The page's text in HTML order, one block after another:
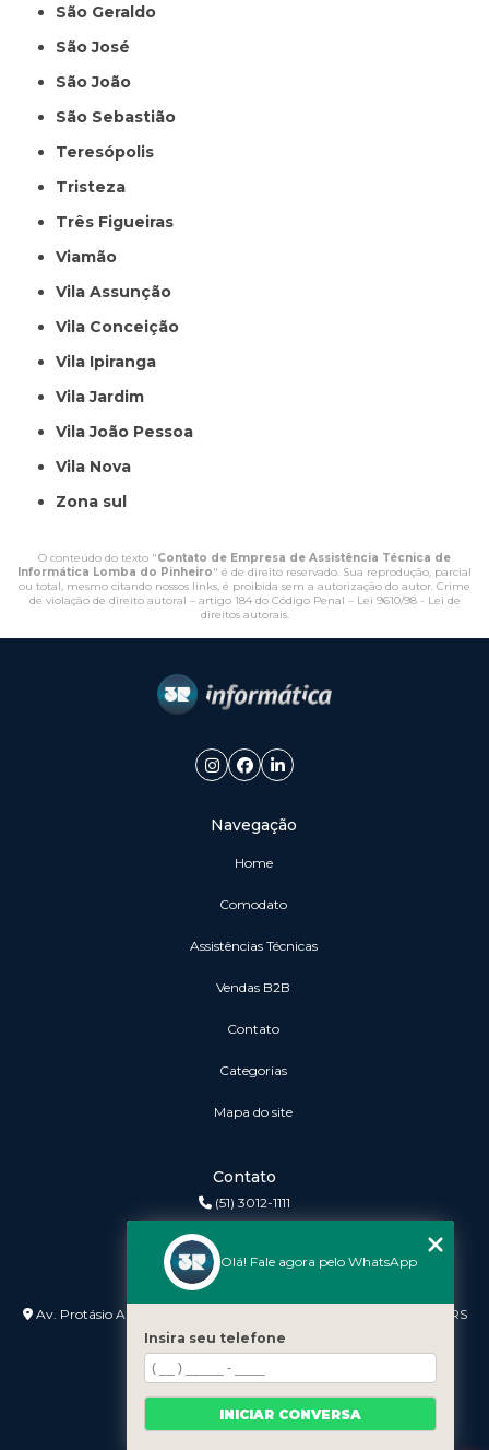
São Geraldo
São José
São João
São Sebastião
Teresópolis
Tristeza
Três Figueiras
Viamão
Vila Assunção
Vila Conceição
Vila Ipiranga
Vila Jardim
Vila João Pessoa
Vila Nova
Zona sul
O conteúdo do texto "Contato de Empresa de Assistência Técnica de
Informática Lomba do Pinheiro" é de direito reservado. Sua reprodução, parcial
ou total, mesmo citando nossos links, é proibida sem a autorização do autor. Crime
de violação de direito autoral – artigo 184 do Código Penal – Lei 9610/98 - Lei de
direitos autorais.
Navegação
Home
Comodato
Assistências Técnicas
vendas B2B
Contato
Categorias
Mapa do site
Contato
(51) 3012-1111
Endereço
Av. Protásio Alves nº 3240 Lojas 7 e 8 - Petrópolis - Porto Alegre - RS
- 90410-007
Olá! Fale agora pelo WhatsApp
Insira seu telefone
INICIAR CONVERSA